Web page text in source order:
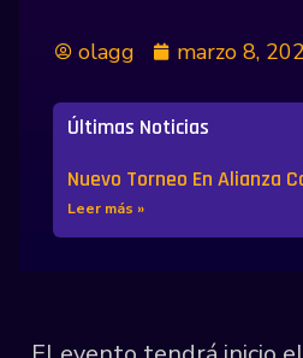
olagg marzo 8,
Últimas Noticias
Nuevo Torneo En Alianza
Leer más »